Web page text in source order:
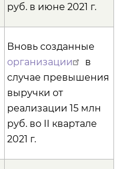
руб. в июне 2021 г.
Вновь созданные
организации
в
случае превышения
выручки от
реализации 15 млн
руб. во II квартале
2021 г.